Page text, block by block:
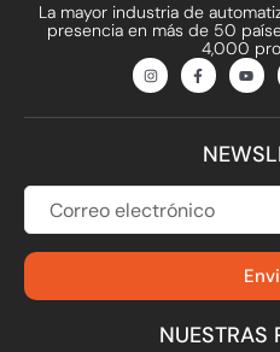
La mayor industria de
presencia en más de 50
4,000
I
n
s
a
F
a
c
b
o
k
Y
o
u
u
e
NUESTRAS
CORREO
ELECTRÓNICO